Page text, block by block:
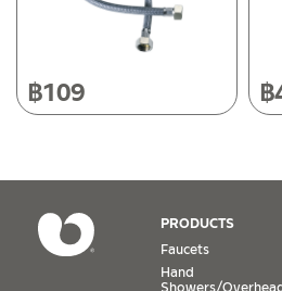
Operating Time
Monday – Friday 8:30-17:30 hrs.
Saturday 8:30-15:00 hrs.
Closed on Sunday and Special /
1. A proof of purchase, or seller’s
to validate product warranty
the date of purchase. In the
purchase, no warranty claims can
฿109 ฿
PRODUCTS
Faucets
Hand